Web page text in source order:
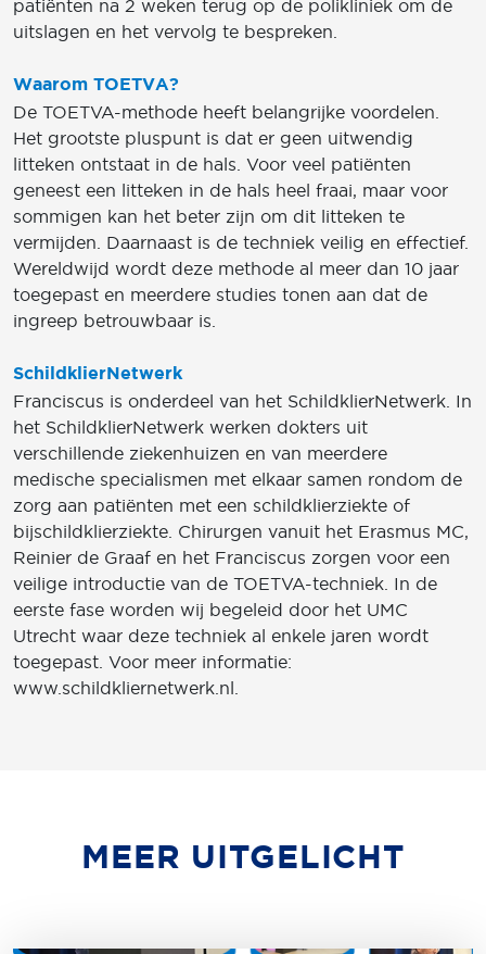
patiënten na 2 weken terug op de polikliniek om de
uitslagen en het vervolg te bespreken.
Waarom TOETVA?
De TOETVA-methode heeft belangrijke voordelen.
Het grootste pluspunt is dat er geen uitwendig
litteken ontstaat in de hals. Voor veel patiënten
geneest een litteken in de hals heel fraai, maar voor
sommigen kan het beter zijn om dit litteken te
vermijden. Daarnaast is de techniek veilig en effectief.
Wereldwijd wordt deze methode al meer dan 10 jaar
toegepast en meerdere studies tonen aan dat de
ingreep betrouwbaar is.
SchildklierNetwerk
Franciscus is onderdeel van het SchildklierNetwerk. In
het SchildklierNetwerk werken dokters uit
verschillende ziekenhuizen en van meerdere
medische specialismen met elkaar samen rondom de
zorg aan patiënten met een schildklierziekte of
bijschildklierziekte. Chirurgen vanuit het Erasmus MC,
Reinier de Graaf en het Franciscus zorgen voor een
veilige introductie van de TOETVA-techniek. In de
eerste fase worden wij begeleid door het UMC
Utrecht waar deze techniek al enkele jaren wordt
toegepast. Voor meer informatie:
www.schildkliernetwerk.nl.
MEER UITGELICHT